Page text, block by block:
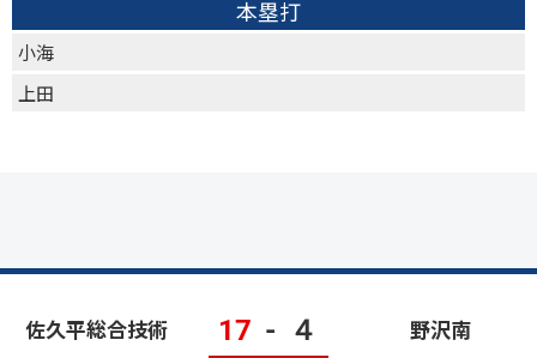
本塁打
小海
上田
佐久平総合技術 17 - ４ 野沢南